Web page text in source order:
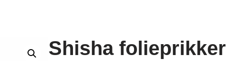
Shisha folieprikker